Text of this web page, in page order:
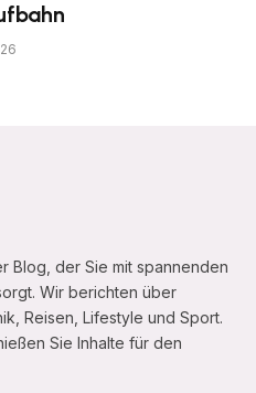
Blog, der Sie mit spannenden
Wir berichten über
Reisen, Lifestyle und Sport.
Sie Inhalte für den